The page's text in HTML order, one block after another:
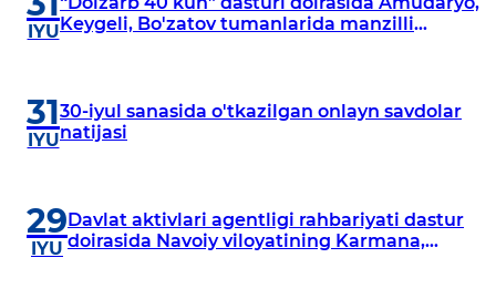
IYU Keygeli, Bo'zatov tumanlarida manzilli
31
IYU
30-iyul sanasida o'tkazilgan onlayn savdolar
natijasi
29
IYU
Davlat aktivlari agentligi rahbariyati dastur
doirasida Navoiy viloyatining Karmana,